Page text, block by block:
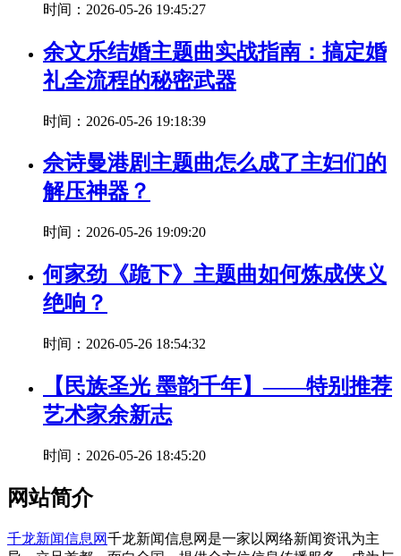
时间：2026-05-26 19:45:27
余文乐结婚主题曲实战指南：搞定婚
礼全流程的秘密武器
时间：2026-05-26 19:18:39
佘诗曼港剧主题曲怎么成了主妇们的
解压神器？
时间：2026-05-26 19:09:20
何家劲《跪下》主题曲如何炼成侠义
绝响？
时间：2026-05-26 18:54:32
【民族圣光 墨韵千年】——特别推荐
艺术家余新志
时间：2026-05-26 18:45:20
网站简介
千龙新闻信息网千龙新闻信息网是一家以网络新闻资讯为主